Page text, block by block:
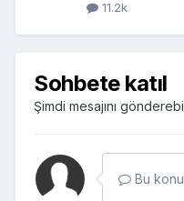
11.2k
Sohbete katıl
Şimdi mesajını
Bu